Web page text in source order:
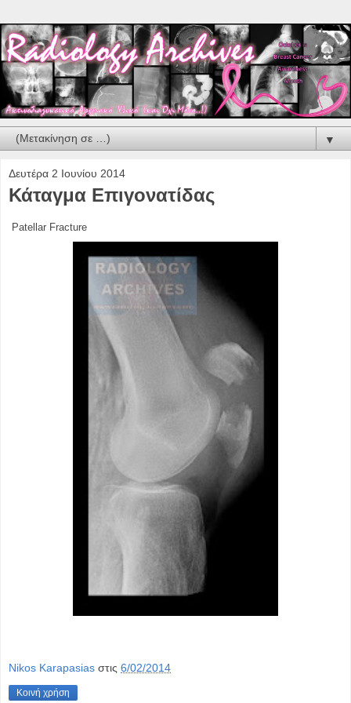
▼
Δευτέρα 2 Ιουνίου 2014
Κάταγμα Επιγονατίδας
Patellar Fracture
Nikos Karapasias στις 6/02/2014
Κοινή χρήση